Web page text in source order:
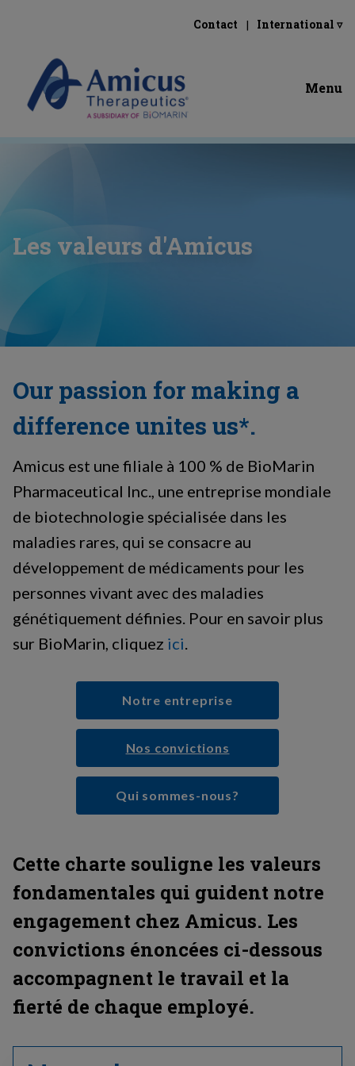
Contact International ▿
Menu
Les valeurs d'Amicus
Our passion for making a
difference unites us*.
Amicus est une filiale à 100 % de BioMarin
Pharmaceutical Inc., une entreprise mondiale
de biotechnologie spécialisée dans les
maladies rares, qui se consacre au
développement de médicaments pour les
personnes vivant avec des maladies
génétiquement définies. Pour en savoir plus
sur BioMarin, cliquez ici.
Notre entreprise
Nos convictions
Qui sommes-nous?
Cette charte souligne les valeurs
fondamentales qui guident notre
engagement chez Amicus. Les
convictions énoncées ci-dessous
accompagnent le travail et la
fierté de chaque employé.